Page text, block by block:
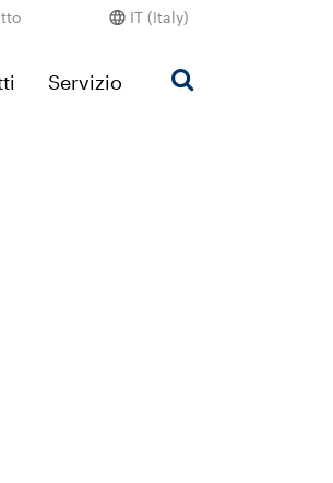
IT (Italy)
Servizio